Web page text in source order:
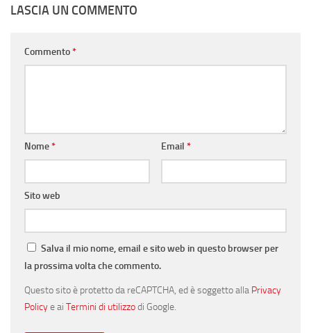
LASCIA UN COMMENTO
Commento*
Nome* Email *
Sito web
Salva il mio nome, email e sito web in questo browser per
la prossima volta che commento.
Questo sito è protetto da reCAPTCHA, ed è soggetto alla Privacy
Policye ai Termini di utilizzodi Google.